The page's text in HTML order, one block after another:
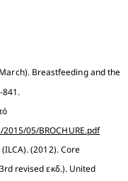
March). Breastfeeding and the
. (n.d.). Ανάκτηση από
05/BROCHURE.pdf
(2012). Core
revised εκδ.). United